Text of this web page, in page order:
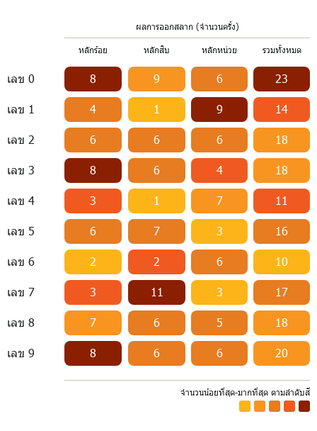
ผลการออกสลาก (จำนวนครั้ง)
หลักร้อย หลักสิบ หลักหน่วย รวมทั้งหมด
เลข 0 8 9 6 23
เลข 1 4 1 9 14
เลข 2 6 6 6 18
เลข 3 8 6 4 18
เลข 4 3 1 7 11
เลข 5 6 7 3 16
เลข 6 2 2 6 10
เลข 7 3 11 3 17
เลข 8 7 6 5 18
เลข 9 8 6 6 20
จำนวนน้อยที่สุด-มากที่สุด ตามลำดับสี